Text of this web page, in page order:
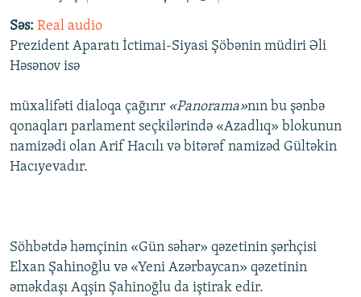
QANUNI DOĞRU
ARAŞDIRMA
VIDEO
FOTOQALEREYA
İNFOQRAFIKA
RADIO ARXIV
OXU ZALI
AZƏRBAYCAN ƏDƏBIYYATI KITABXANASI
HAQQIMIZDA
MISSIYAMIZ
AZADLIQRADIOSU MOBIL TELEFONUNUZDA
BIZIMLƏ ƏLAQƏ
RFE/RL-in bütün saytları
Səs: Real audio
Prezident Aparatı İctimai-Siyasi Şöbənin müdiri Əli
Həsənov isə
müxalifəti dialoqa çağırır «Panorama»nın bu şənbə
qonaqları parlament seçkilərində «Azadlıq» blokunun
namizədi olan Arif Hacılı və bitərəf namizəd Gültəkin
Hacıyevadır.
Söhbətdə həmçinin «Gün səhər» qəzetinin şərhçisi
Elxan Şahinoğlu və «Yeni Azərbaycan» qəzetinin
əməkdaşı Aqşin Şahinoğlu da iştirak edir.